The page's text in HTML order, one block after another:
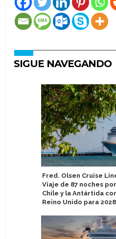
SIGUE NAVEGANDO
Fred. Olsen Cruise
Viaje de 87 noches
Chile y la Antártida
Reino Unido para 2028